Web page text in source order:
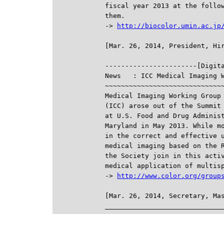
fiscal year 2013 at the
them.
->
http://biocolor.umin.ac.jp/
-----------------------
News   : ICC Medical
Medical Imaging Working
(ICC) arose out of the
at U.S. Food and Drug
Maryland in May 2013.
in the correct and effective
medical imaging based on the
the Society join in this
medical application of
->
http://www.color.org/
[Mar. 26, 2014, Secretary,